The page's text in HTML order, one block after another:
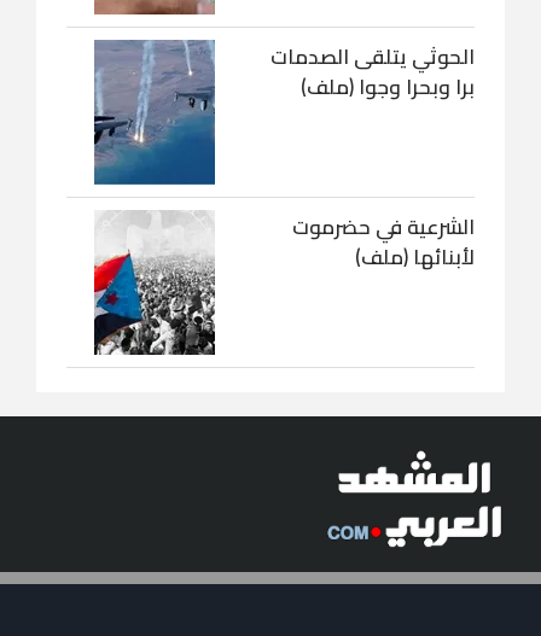
الحوثي يتلقى الصدمات
برا وبحرا وجوا (ملف)
الشرعية في حضرموت
لأبنائها (ملف)